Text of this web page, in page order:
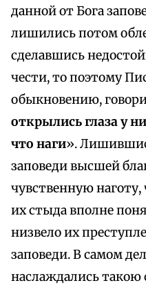
данной от Бога
лишились потом
сделавшись
чести, то поэтому
обыкновению,
открылись глаза у
что наги».
заповеди высшей
чувственную
их стыда вполне
низвело их
заповеди. В самом
наслаждались такою